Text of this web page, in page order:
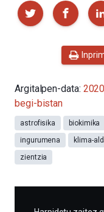
Partekatu
Argitalpen-data:
begi-bistan
astrofisika biokimika
ingurumena
klima-
zientzia